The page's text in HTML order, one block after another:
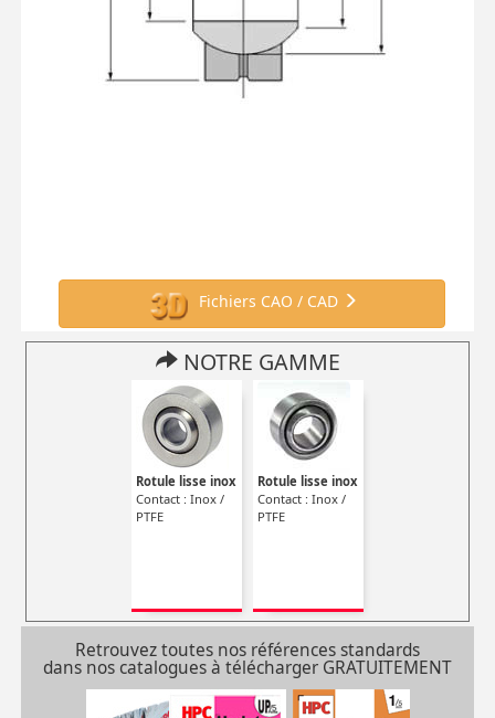
Fichiers CAO / CAD
NOTRE GAMME
Rotule lisse inox
Contact : Inox /
PTFE
Rotule lisse inox
Contact : Inox /
PTFE
Retrouvez toutes nos références standards
dans nos catalogues à télécharger GRATUITEMENT